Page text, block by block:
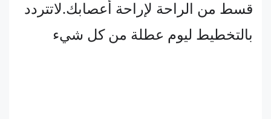
قسط من الراحة لإراحة أعصابك.لاتتردد
بالتخطيط ليوم عطلة من كل شيء